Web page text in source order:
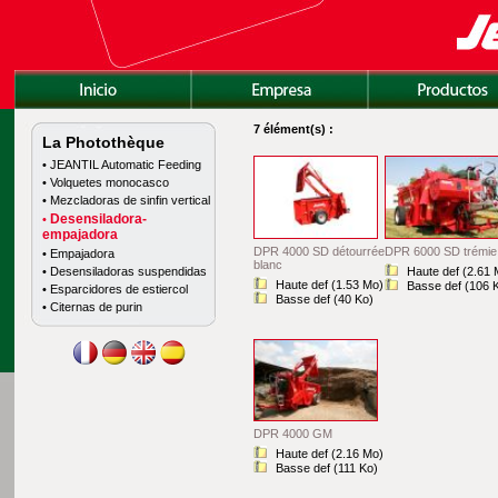
La Photothèque
• JEANTIL Automatic Feeding
• Volquetes monocasco
• Mezcladoras de sinfin vertical
• Desensiladora-
empajadora
• Empajadora
• Desensiladoras suspendidas
• Esparcidores de estiercol
• Citernas de purin
7 élément(s) :
DPR 4000 SD détourrée
blanc
Haute def (1.53 Mo)
Basse def (40 Ko)
DPR 6000 SD trémie
Haute def (2.61
Basse def (106
DPR 4000 GM
Haute def (2.16 Mo)
Basse def (111 Ko)